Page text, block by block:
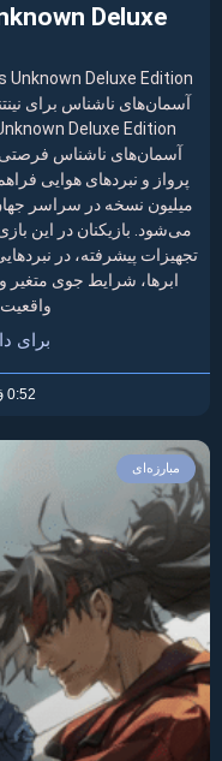
Deluxe
آسمان‌های ناشناس فرصتی
میلیون نسخه در سراسر
می‌شود. بازیکنان در این
تجهیزات پیشرفته، در
ابرها، شرایط جوی متغیر
برای
0:52 ق.ظ
مبارزه‌ای